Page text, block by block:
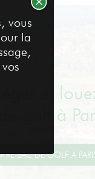
léger et
de golf à
vous
la